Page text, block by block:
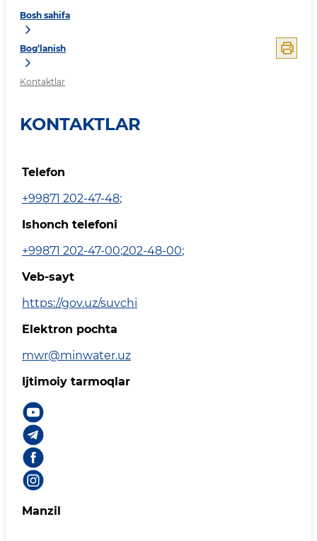
Bosh sahifa
Bog‘lanish
Kontaktlar
KONTAKTLAR
Telefon
+99871 202-47-48;
Ishonch telefoni
+99871 202-47-00;202-48-00;
Veb-sayt
https://gov.uz/suvchi
Elektron pochta
mwr@minwater.uz
Ijtimoiy tarmoqlar
Manzil